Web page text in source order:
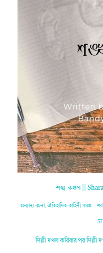
শঙ্খ-কঙ্কণ ||
অন্যান্য রচনা, ঐতিহাসিক কাহিনী সমগ্র –
দিল্লী দখল করিবার পর